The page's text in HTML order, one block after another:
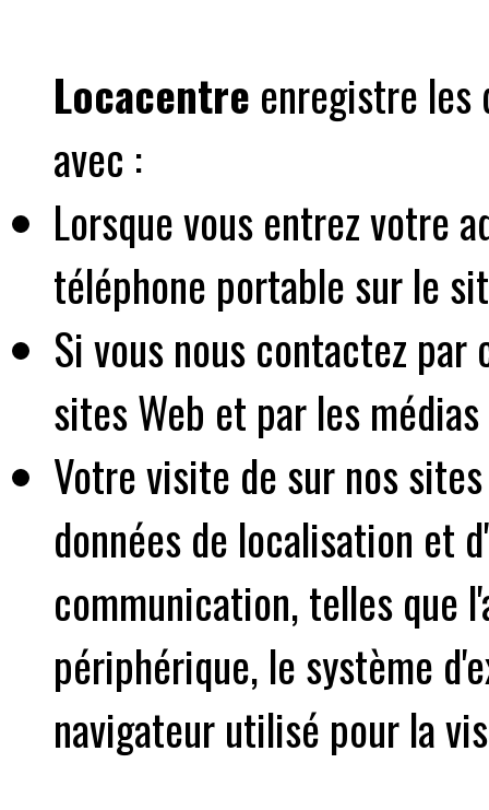
Locacentre enregistre les
avec :
Lorsque vous entrez votre
téléphone portable sur le
Si vous nous contactez
sites Web et par les
Votre visite de sur nos
données de localisation et
communication, telles que
périphérique, le système
navigateur utilisé pour la